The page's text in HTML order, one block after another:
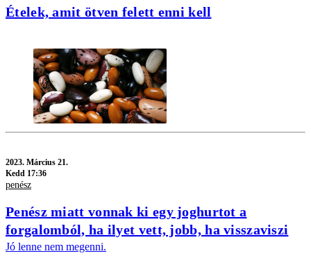
Ételek, amit ötven felett enni kell
2023. Március 21.
Kedd 17:36
penész
Penész miatt vonnak ki egy joghurtot a
forgalomból, ha ilyet vett, jobb, ha visszaviszi
Jó lenne nem megenni.